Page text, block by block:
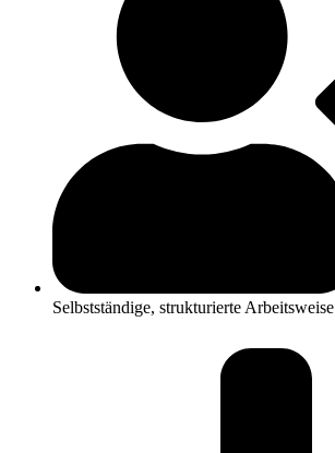
Selbstständige, strukturierte Arbeitsweise